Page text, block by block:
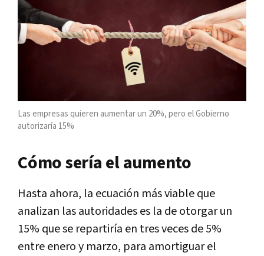
Las empresas quieren aumentar un 20%, pero el Gobierno
autorizaría 15%
Cómo sería el aumento
Hasta ahora, la ecuación más viable que
analizan las autoridades es la de otorgar un
15% que se repartiría en tres veces de 5%
entre enero y marzo, para amortiguar el